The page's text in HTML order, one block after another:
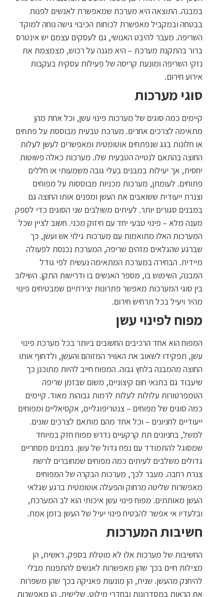
במבנה. התוצאה היא מערכת שמאפשרת לאנשים לפנות
בבטחה ובמקביל מאפשרת לכוחות הכיבוי גישה נוחה למוקד
השריפה. מעבר להיבט האנושי, גם לעסקים עצמם יש אינטרס
ברור בהתקנת מערכת – היא מגנה על רכוש, מצמצמת את
נזקי השריפה ומונעת קריסה של פעילות עסקית בעקבות
אירוע חירום.
סוגי מערכות
קיימים כמה סוגים של מערכות פינוי עשן, וכל אחת מהן
מתאימה לצרכים אחרים. מערכת טבעית מבוססת על פתחים
או חלונות בגג שנפתחים אוטומטית ומאפשרים לעשן לעלות
החוצה בהתאם לנטייה הטבעית שלו. מערכות כאלה פשוטות
יחסית, אך יעילות במבנים בעלי גובה משמעותי או חללים
פתוחים. לעומתן, מערכות מכניות מבוססות על מפוחים
וצנרת ייעודית ששואבים את העשן ומפנים אותו החוצה גם
במבנים סגורים יותר. לעיתים משולבים שני הסוגים כדי לספק
מענה מלא – פינוי טבעי יחד עם חיזוק מכני. חשוב לציין שכל
המערכות האלו מתואמות עם מערכות גילוי אש ועשן, כך
שברגע שהגלאים מזהים שריפה, המערכת נכנסת לפעולה
מיידית. הבחירה במערכת המתאימה נעשית לפי גודל
המבנה, השימוש בו, מספר האנשים בו ודרישות התקן. השילוב
בין סוגי המערכות מאפשר פתרונות יצירתיים שמבטיחים פינוי
מהיר ויעיל בכל תרחיש חירום.
מפוח לפינוי עשן
המפוח הוא אחד הרכיבים החשובים ביותר בכל מערכת פינוי
עשן, תפקידו לשאוב את האוויר המזוהם והעשן, ולדחוף אותו
החוצה מהמבנה בלחץ גבוה. המפוח חייב להיות מתוכנן כך
שיעבוד גם בתנאי חום קיצוניים, משום שבזמן שריפה
הטמפרטורות עלולות לעלות לרמות גבוהות מאוד. קיימים
כמה סוגים של מפוחים – צנטריפוגליים, אקסיאליים ומפוחים
ייעודיים לחניונים – וכל אחד מהם מותאם לצרכים שונים.
למשל, בחניונים תת קרקעיים נדרש מפוח חזק במיוחד
שמסוגל להתמודד עם נפח גדול של עשן. במבנים מסחריים
גדולים משלבים לעיתים כמה מפוחים שמחוברים לרשת
צנרת רחבה. מעבר לכך, מערכות הבקרה של המפוחים
מאפשרות שליטה מרחוק והפעלה אוטומטית ברגע שגלאי
העשן מאותתים. מפוח פינוי עשן איכותי הוא לב המערכת,
ובלעדיו אי אפשר להבטיח פינוי יעיל של העשן בזמן אמת.
חשיבות המערכות
החשיבות של מערכות אלו לא מוטלת בספק. ראשית, הן
מצילות חיים בכך שהן מאפשרות לאנשים להתפנות מבלי
להיחנק מהעשן. שנית, הן מונעות פאניקה בכך שהן משפרות
את הראות במסדרונות ובחדרי מילוט. שלישית, הן מאפשרות